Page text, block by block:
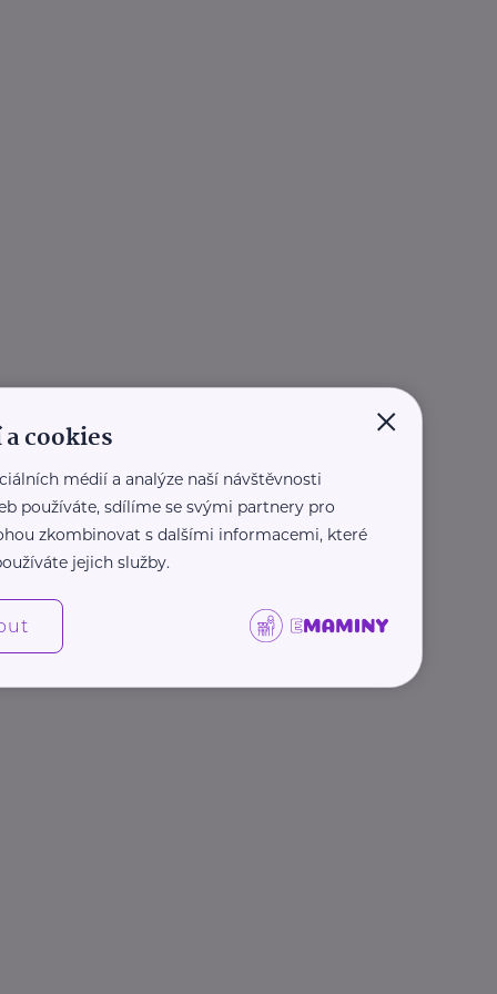
×
cookies
médií a analýze naší návštěvnosti
používáte, sdílíme se svými partnery pro
zkombinovat s dalšími informacemi, které
jejich služby.